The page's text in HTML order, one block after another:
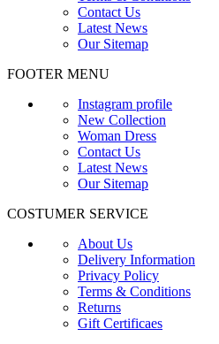
Contact Us
Latest News
Our Sitemap
FOOTER MENU
Instagram profile
New Collection
Woman Dress
Contact Us
Latest News
Our Sitemap
COSTUMER SERVICE
About Us
Delivery Information
Privacy Policy
Terms & Conditions
Returns
Gift Certificaes